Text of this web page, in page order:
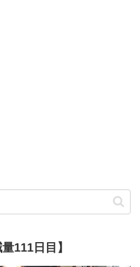
111日目】